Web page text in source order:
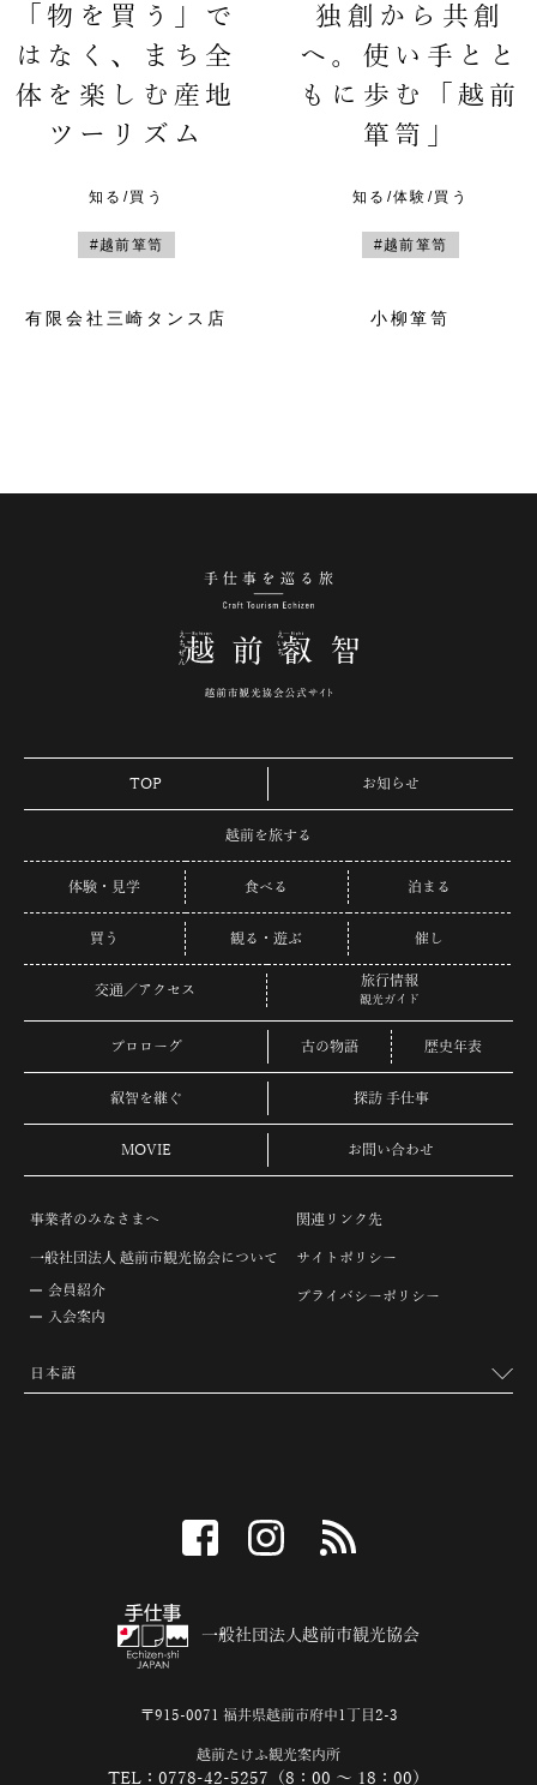
「物を買う」で
はなく、まち全
体を楽しむ産地
ツーリズム
知る/買う
#越前箪笥
有限会社三崎タンス店
独創から共創
へ。使い手とと
もに歩む「越前
箪笥」
知る/体験/買う
#越前箪笥
小柳箪笥
TOP お知らせ
越前を旅する
体験・見学 食べる 泊まる
買う 観る・遊ぶ 催し
交通／アクセス
旅行情報
観光ガイド
プロローグ 古の物語 歴史年表
叡智を継ぐ 探訪 手仕事
MOVIE お問い合わせ
事業者のみなさまへ
一般社団法人 越前市観光協会について
会員紹介
入会案内
関連リンク先
サイトポリシー
プライバシーポリシー
facebook instagram
一般社団法人越前市観光協会
〒915-0071 福井県越前市府中1丁目2-3
越前たけふ観光案内所
TEL：0778-42-5257（8：00 ～ 18：00）